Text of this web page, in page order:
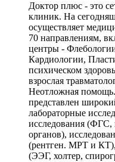
Доктор плюс - это
клиник. На
осуществляет
70 направлениям,
центры -
Кардиологии,
психическом
взрослая
Неотложная
представлен
лабораторные
исследования (ФГС,
органов),
(рентген. МРТ и
(ЭЭГ, холтер,